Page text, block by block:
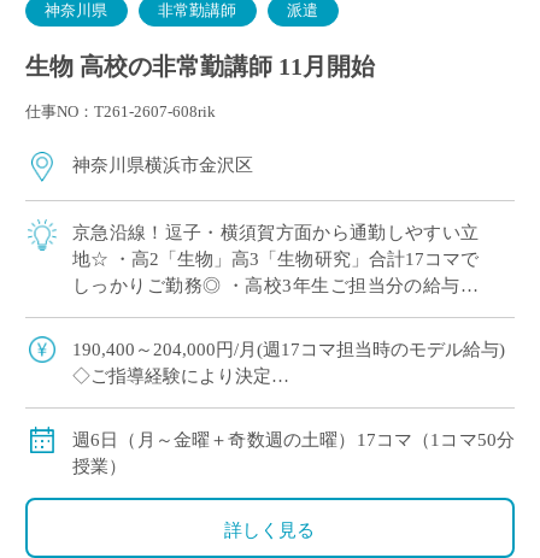
神奈川県 非常勤講師 派遣
生物 高校の非常勤講師 11月開始
仕事NO：T261-2607-608rik
神奈川県横浜市金沢区
京急沿線！逗子・横須賀方面から通勤しやすい立
地☆ ・高2「生物」高3「生物研究」合計17コマで
しっかりご勤務◎ ・高校3年生ご担当分の給与も
備もスムーズです！
190,400～204,000円/月(週17コマ担当時のモデル給与)
◇ご指導経験により決定
週6日（月～金曜＋奇数週の土曜）17コマ（1コマ50分
授業）
詳しく見る